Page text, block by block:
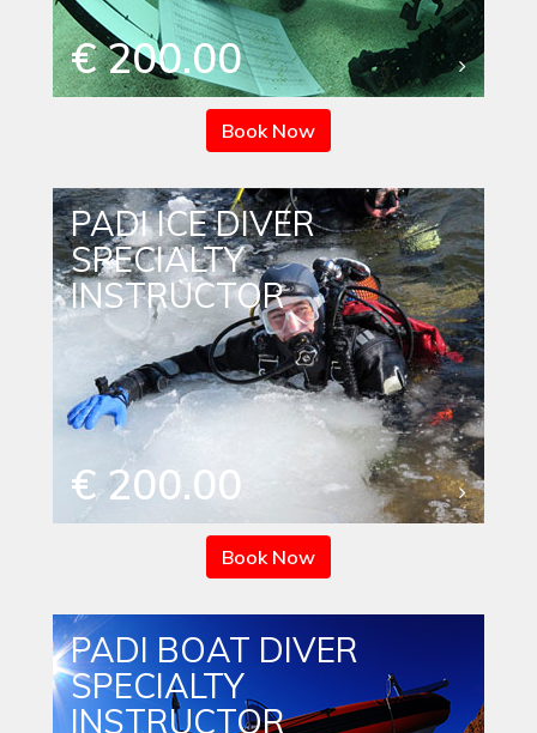
€ 200.00
Book Now
PADI ICE DIVER
SPECIALTY
INSTRUCTOR
€ 200.00
Book Now
PADI BOAT DIVER
SPECIALTY
INSTRUCTOR